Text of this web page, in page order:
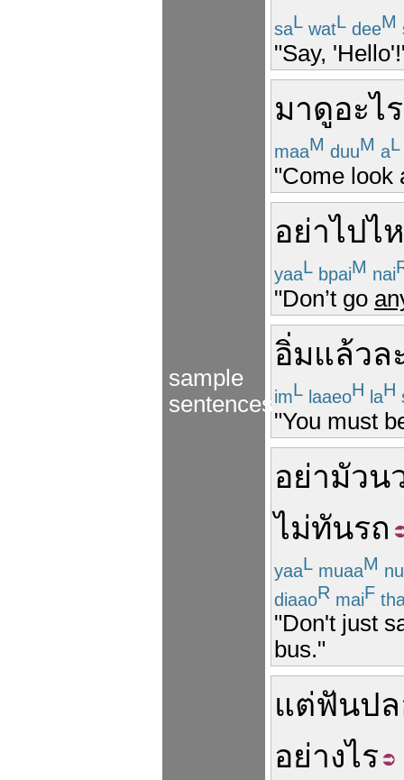
sample
sentences
saL watL deeM
"Say,
มาดูอะไร
maaM duuM aL
"Come look
อย่าไปไ
yaaL bpaiM nai
"Don’t go
อิ่มแล้วล
imL laaeoH laH
"You must
อย่ามัวน
ไม่ทันรถ
yaaL muaaM
diaaoR maiF
"Don't just
bus."
แต่ฟันป
อย่างไร